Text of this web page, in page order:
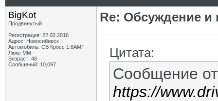
BigKot
Продвинутый
Регистрация: 22.02.2016
Адрес: Новосибирск
Автомобиль: СВ Кросс 1.8АМТ
Люкс ММ
Возраст: 48
Сообщений: 10,097
Re: Обсуждение
Цитата:
Сообщение
https://